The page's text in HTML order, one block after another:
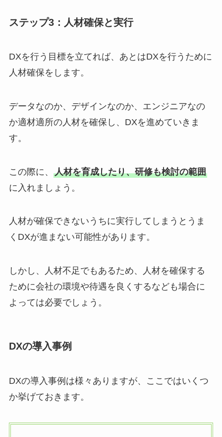
ステップ3：人材確保と実行
DXを行う目標を立てれば、あとはDXを行うために
人材確保をします。
データなのか、デザインなのか、エンジニアなの
か適材適所の人材を確保し、DXを進めていきま
す。
この際に、 人材を育成したり、研修も検討の範囲
に入れましょう。
人材が確保できないうちに実行してしまうとうま
くDXが進まない可能性があります。
しかし、人材不足でもあるため、人材を確保する
ために会社の環境や待遇を良くするなども場合に
よっては必要でしょう。
DXの導入事例
DXの導入事例は様々ありますが、ここではいくつ
か挙げておきます。